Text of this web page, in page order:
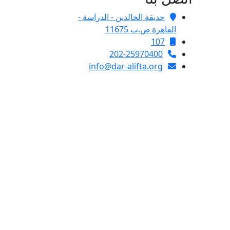
حديقة الخالدين - الدراسة -
القاهرة ص.ب 11675
107
202-25970400
info@dar-alifta.org